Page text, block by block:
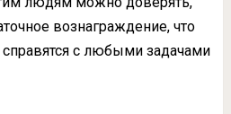
вознаграждение, что
с любыми задачами